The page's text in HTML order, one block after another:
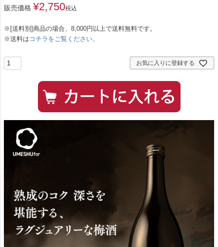
販売価格 ¥2,750税込
※[送料別]商品の場合、8,000円以上で送料無料です。
※送料は コチラをご覧ください。
お気に入りに登録する